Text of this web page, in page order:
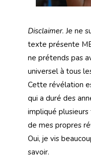
Disclaimer. Je ne
texte présente
ne prétends pas
universel à tous
Cette révélation
qui a duré des
impliqué
de mes propres
Oui, je vis
savoir.